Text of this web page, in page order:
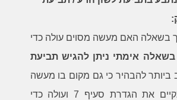
בשאלה האם מעשה מסוים עולה כדי
בשאלה אימתי ניתן להגיש תביעת
ביותר להבהיר כי גם מקום בו מעשה
הפצת ביטוי מקיים את הגדרת סעיף 7 ועולה כדי